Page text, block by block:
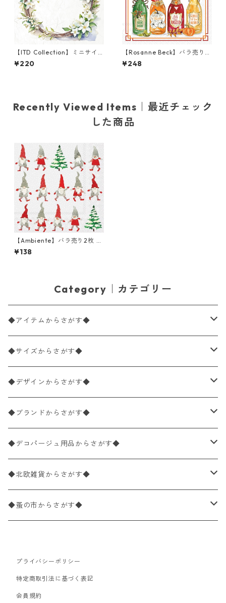
【ITD Collection】ミニサイ
ズ ライスペーパー RSM1252
デコパージュ
¥220
【Rosanne Beck】バラ売り2
枚 カクテルサイズ ペーパーナ
プキン Fall Bottles ホワイト
¥248
Recently Viewed Items｜最近チェック
した商品
【Ambiente】バラ売り2枚 ラ
ンチサイズ ペーパーナプキン
Dancing gnomes ライトグレ
¥138
Category｜カテゴリー
◆アイテムからさがす◆
ペーパーナプキン2枚バラ売り
ペーパーナプキン1枚バラ売り
ペーパーナプキン20枚入りパック
ペーパーナプキン10枚入りパック
ライスペーパー
ペーパーリネンナプキン
ワックスペーパー
デコパージュ用品
◆サイズからさがす◆
33×33cm（ランチサイズ）
バラ売り
パック売り
25×25cm（カクテルサイズ）
バラ売り
パック売り
40×40cm（ディナーサイズ）
バラ売り
パック売り
21×21cm（ポケットサイズ）
バラ売り
33cm（ラウンド）
◆デザインからさがす◆
花柄
植物・グリーン柄
動物・鳥・昆虫・蝶柄
海・魚柄
食べ物・フルーツ・野菜・ドリンク柄
食器・カトラリー柄
◆ブランドからさがす◆
ドイツ製 IHR/イア
ランチサイズ
カクテルサイズ
ドイツ製 Ambiente/アンビエンテ
ランチサイズ
ドイツ製 Paperproducts Design
カクテルサイズ
ランチサイズ
カクテルサイズ
ドイツ製 ti-flair/ティーフレア
ランチサイズ
ドイツ製 PAW/パウ
◆デコパージュ用品からさがす◆
デコパージュ液
デコパージュ下地
デコパージュはさみ
3Dデコパージュ
◆北欧雑貨からさがす◆
シリコンモールド
トレイ
ポスター・カレンダー
◆蚤の市からさがす◆
北欧雑貨
デコパージュ用品
プライバシーポリシー
特定商取引法に基づく表記
会員規約